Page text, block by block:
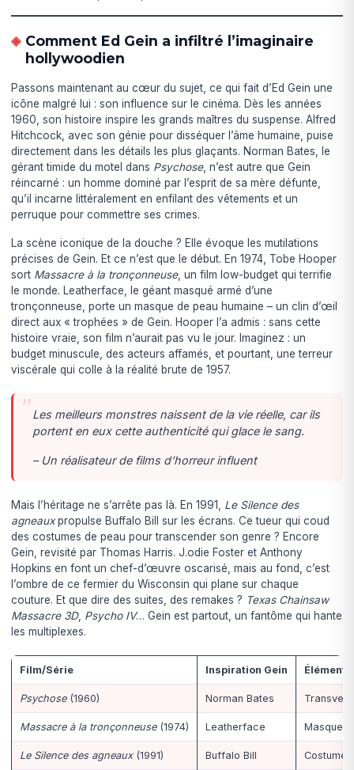
Comment Ed Gein a infiltré l’imaginaire
hollywoodien
Passons maintenant au cœur du sujet, ce qui fait d’Ed Gein une
icône malgré lui : son influence sur le cinéma. Dès les années
1960, son histoire inspire les grands maîtres du suspense. Alfred
Hitchcock, avec son génie pour disséquer l’âme humaine, puise
directement dans les détails les plus glaçants. Norman Bates, le
gérant timide du motel dans Psychose, n’est autre que Gein
réincarné : un homme dominé par l’esprit de sa mère défunte,
qu’il incarne littéralement en enfilant des vêtements et un
perruque pour commettre ses crimes.
La scène iconique de la douche ? Elle évoque les mutilations
précises de Gein. Et ce n’est que le début. En 1974, Tobe Hooper
sort Massacre à la tronçonneuse, un film low-budget qui terrifie
le monde. Leatherface, le géant masqué armé d’une
tronçonneuse, porte un masque de peau humaine – un clin d’œil
direct aux « trophées » de Gein. Hooper l’a admis : sans cette
histoire vraie, son film n’aurait pas vu le jour. Imaginez : un
budget minuscule, des acteurs affamés, et pourtant, une terreur
viscérale qui colle à la réalité brute de 1957.
Les meilleurs monstres naissent de la vie réelle, car ils
portent en eux cette authenticité qui glace le sang.
– Un réalisateur de films d’horreur influent
Mais l’héritage ne s’arrête pas là. En 1991, Le Silence des
agneauxpropulse Buffalo Bill sur les écrans. Ce tueur qui coud
des costumes de peau pour transcender son genre ? Encore
Gein, revisité par Thomas Harris. J.odie Foster et Anthony
Hopkins en font un chef-d’œuvre oscarisé, mais au fond, c’est
l’ombre de ce fermier du Wisconsin qui plane sur chaque
couture. Et que dire des suites, des remakes ? Texas Chainsaw
Massacre 3D, Psycho IV… Gein est partout, un fantôme qui hante
les multiplexes.
Film/Série Inspiration Gein Élément
Psychose(1960) Norman Bates
Massacre à la tronçonneuse(1974) Leatherface Masques
Le Silence des agneaux(1991) Buffalo Bill